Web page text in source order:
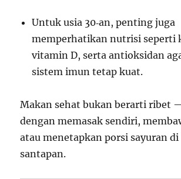
Untuk usia 30‑an, penting juga
memperhatikan nutrisi seperti
vitamin D, serta antioksidan
sistem imun tetap kuat.
Makan sehat bukan berarti ribet
dengan memasak sendiri,
atau menetapkan porsi sayuran di
santapan.